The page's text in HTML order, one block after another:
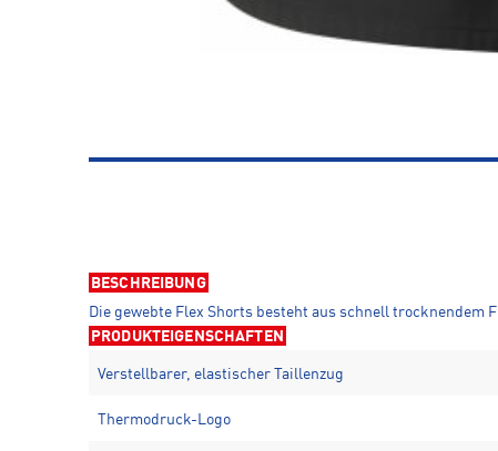
BESCHREIBUNG
Die gewebte Flex Shorts besteht aus schnell
PRODUKTEIGENSCHAFTEN
Verstellbarer, elastischer Taillenzug
Thermodruck-Logo